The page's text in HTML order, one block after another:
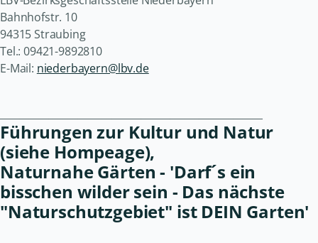
Bahnhofstr. 10
94315 Straubing
Tel.: 09421-9892810
E-Mail: niederbayern@lbv.de
Führungen zur Kultur und Natur
(siehe Hompeage),
Naturnahe Gärten - 'Darf´s ein
bisschen wilder sein - Das nächste
"Naturschutzgebiet" ist DEIN Garten'